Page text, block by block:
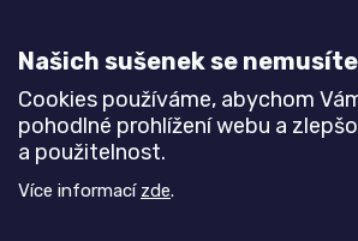
Našich sušenek se
Cookies používáme, abychom
pohodlné prohlížení webu a
a použitelnost.
Více informací zde.
Dozvědět se více